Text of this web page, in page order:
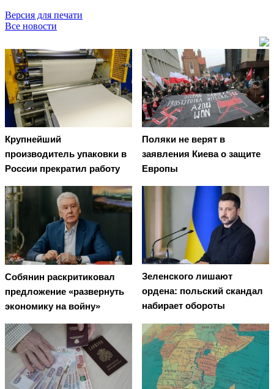
Версия для печати
Все новости
Крупнейший
производитель упаковки в
России прекратил работу
Поляки не верят в
заявления Киева о защите
Европы
Собянин раскритиковал
предложение «развернуть
экономику на войну»
Зеленского лишают
ордена: польский скандал
набирает обороты